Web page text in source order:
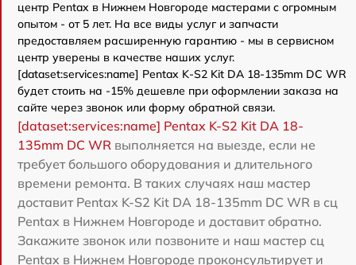
центр Pentax в Нижнем Новгороде мастерами с огромным
опытом - от 5 лет. На все виды услуг и запчасти
предоставляем расширенную гарантию - мы в сервисном
центр уверены в качестве наших услуг.
[dataset:services:name] Pentax K-S2 Kit DA 18-135mm DC WR
будет стоить на -15% дешевле при оформлении заказа на
сайте через звонок или форму обратной связи.
[dataset:services:name] Pentax K-S2 Kit DA 18-
135mm DC WR выполняется на выезде, если не
требует большого оборудования и длительного
времени ремонта. В таких случаях наш мастер
доставит Pentax K-S2 Kit DA 18-135mm DC WR в сц
Pentax в Нижнем Новгороде и доставит обратно.
Закажите звонок или позвоните и наш мастер сц
Pentax в Нижнем Новгороде проконсультирует и